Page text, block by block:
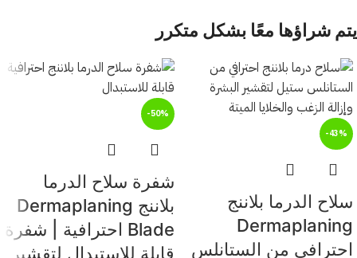
يتم شراؤها معًا بشكل متكرر
-43%
سلاح الدرما بلاننج
Dermaplaning
احترافي من الستانلس
-50%
شفرة سلاح الدرما
بلاننج Dermaplaning
Blade احترافية | شفرة
قابلة للاستبدال لتقشير